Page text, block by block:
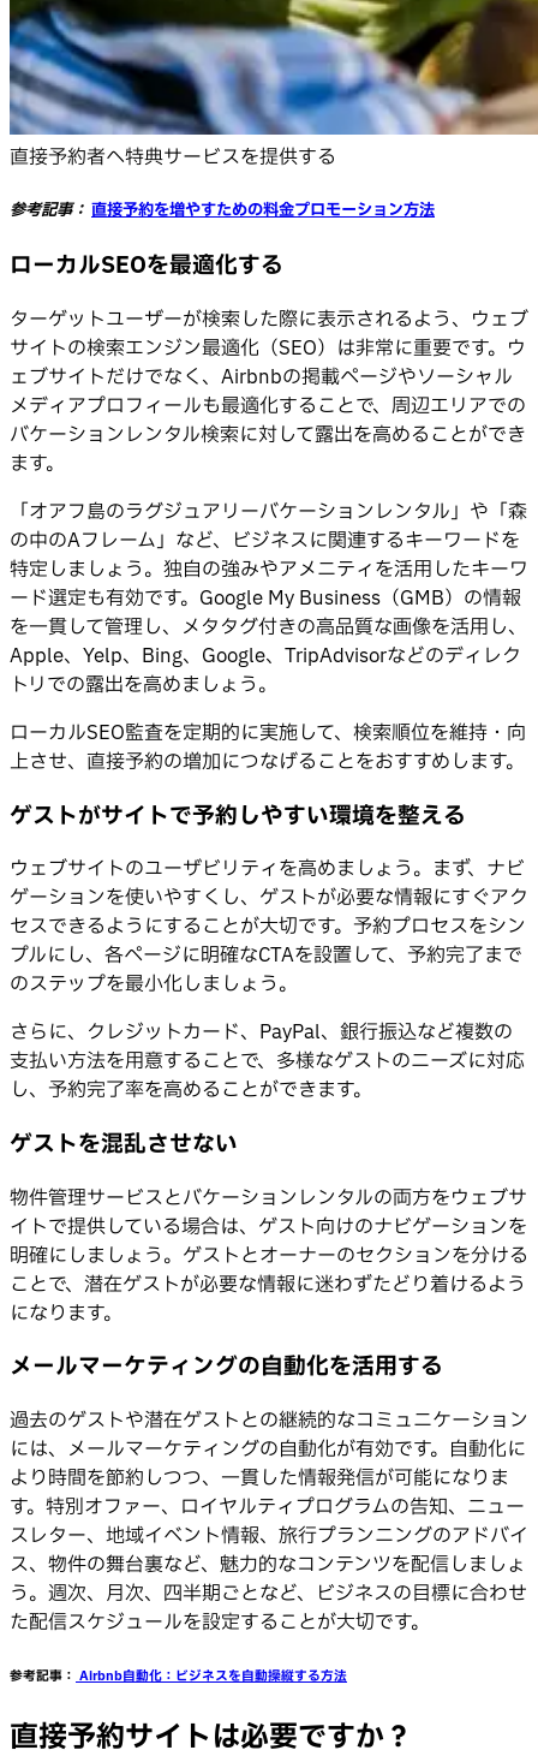
直接予約者へ特典サービスを提供する
参考記事： 直接予約を増やすための料金プロモーション方法
ローカルSEOを最適化する
ターゲットユーザーが検索した際に表示されるよう、ウェブ
サイトの検索エンジン最適化（SEO）は非常に重要です。ウ
ェブサイトだけでなく、Airbnbの掲載ページやソーシャル
メディアプロフィールも最適化することで、周辺エリアでの
バケーションレンタル検索に対して露出を高めることができ
ます。
「オアフ島のラグジュアリーバケーションレンタル」や「森
の中のAフレーム」など、ビジネスに関連するキーワードを
特定しましょう。独自の強みやアメニティを活用したキーワ
ード選定も有効です。Google My Business（GMB）の情報
を一貫して管理し、メタタグ付きの高品質な画像を活用し、
Apple、Yelp、Bing、Google、TripAdvisorなどのディレク
トリでの露出を高めましょう。
ローカルSEO監査を定期的に実施して、検索順位を維持・向
上させ、直接予約の増加につなげることをおすすめします。
ゲストがサイトで予約しやすい環境を整える
ウェブサイトのユーザビリティを高めましょう。まず、ナビ
ゲーションを使いやすくし、ゲストが必要な情報にすぐアク
セスできるようにすることが大切です。予約プロセスをシン
プルにし、各ページに明確なCTAを設置して、予約完了まで
のステップを最小化しましょう。
さらに、クレジットカード、PayPal、銀行振込など複数の
支払い方法を用意することで、多様なゲストのニーズに対応
し、予約完了率を高めることができます。
ゲストを混乱させない
物件管理サービスとバケーションレンタルの両方をウェブサ
イトで提供している場合は、ゲスト向けのナビゲーションを
明確にしましょう。ゲストとオーナーのセクションを分ける
ことで、潜在ゲストが必要な情報に迷わずたどり着けるよう
になります。
メールマーケティングの自動化を活用する
過去のゲストや潜在ゲストとの継続的なコミュニケーション
には、メールマーケティングの自動化が有効です。自動化に
より時間を節約しつつ、一貫した情報発信が可能になりま
す。特別オファー、ロイヤルティプログラムの告知、ニュー
スレター、地域イベント情報、旅行プランニングのアドバイ
ス、物件の舞台裏など、魅力的なコンテンツを配信しましょ
う。週次、月次、四半期ごとなど、ビジネスの目標に合わせ
た配信スケジュールを設定することが大切です。
参考記事： Airbnb自動化：ビジネスを自動操縦する方法
直接予約サイトは必要ですか？